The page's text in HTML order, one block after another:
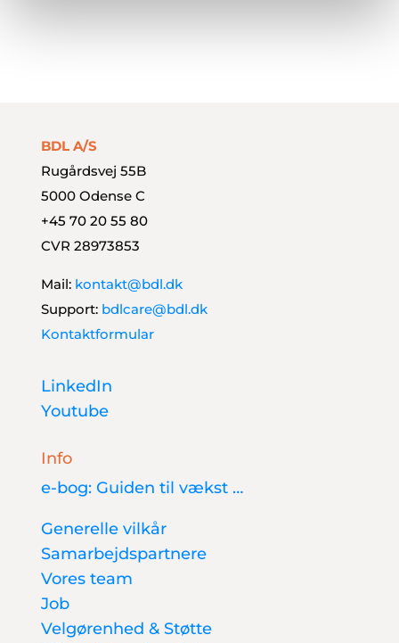
BDL A/S
Rugårdsvej 55B
5000 Odense C
+45 70 20 55 80
CVR 28973853
Mail: kontakt@bdl.dk
Support: bdlcare@bdl.dk
Kontaktformular
LinkedIn
Youtube
Info
e-bog: Guiden til vækst …
Generelle vilkår
Samarbejdspartnere
Vores team
Job
Velgørenhed & Støtte